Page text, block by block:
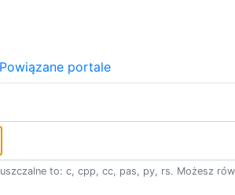
Powiązane portale
to: c, cpp, cc, pas, py, rs. Możesz